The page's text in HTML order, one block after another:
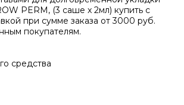
PERM, (3 саше x 2мл) купить с
при сумме заказа от 3000 руб.
покупателям.
средства